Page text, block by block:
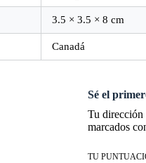
3.5 × 3.5 × 8 cm
Canadá
Sé el
Tu dirección
marcados
TU